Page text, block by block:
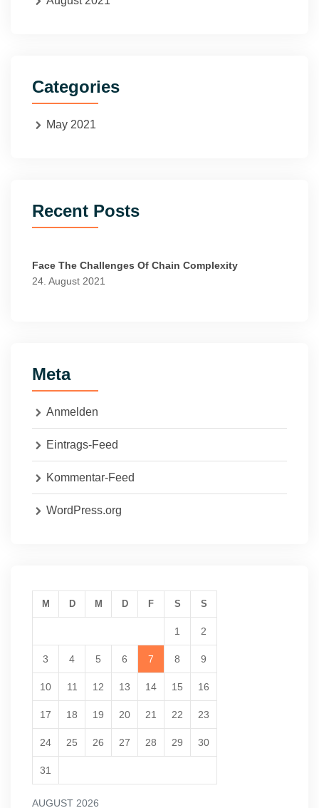
Categories
May 2021
Recent Posts
Face The Challenges Of Chain Complexity
24. August 2021
Meta
Anmelden
Eintrags-Feed
Kommentar-Feed
WordPress.org
AUGUST 2026
M D M D F S S
1 2
3 4 5 6 7 8 9
10 11 12 13 14 15 16
17 18 19 20 21 22 23
24 25 26 27 28 29 30
31